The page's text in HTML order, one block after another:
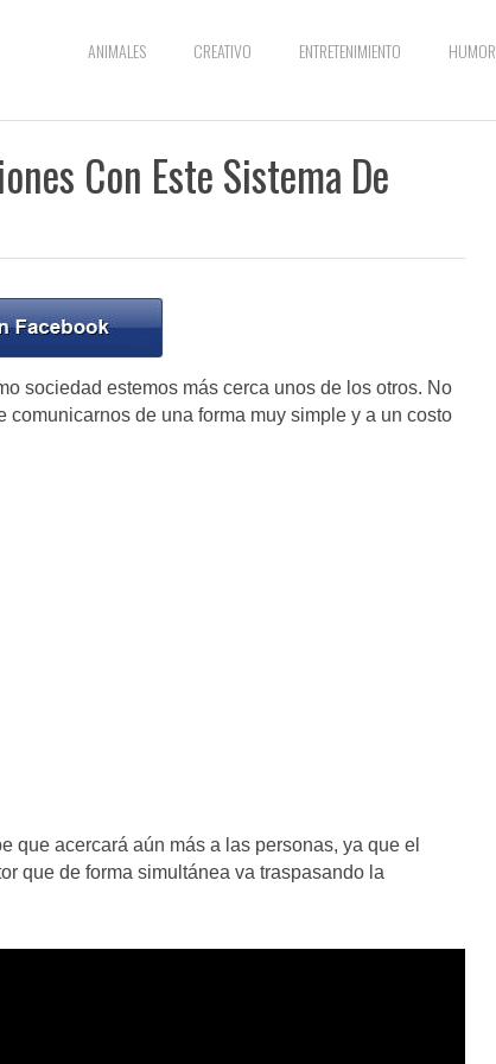
ANIMALES CREATIVO ENTRETENIMIENTO HUMOR
Con Este Sistema De
sociedad estemos más cerca unos de los otros. No
de una forma muy simple y a un costo
que acercará aún más a las personas, ya que el
que de forma simultánea va traspasando la